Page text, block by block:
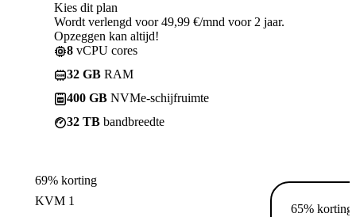
Kies dit plan
Wordt verlengd voor 49,99 €/mnd voor 2 jaar.
Opzeggen kan altijd!
8 vCPU cores
32 GB RAM
400 GB NVMe-schijfruimte
32 TB bandbreedte
69% korting
KVM 1
65% korting